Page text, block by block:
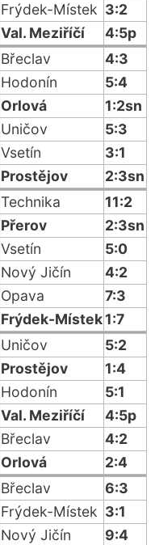
Frýdek-Místek 3:2
Val. Meziříčí
4:5p
Břeclav
4:3
Hodonín
5:4
Orlová
1:2sn
Uničov
5:3
Vsetín
3:1
Prostějov
2:3sn
Technika
11:2
Přerov
2:3sn
Vsetín
5:0
Nový Jičín
4:2
Opava
7:3
Frýdek-Místek1:7
Uničov
5:2
Prostějov
1:4
Hodonín
5:1
Val. Meziříčí
4:5p
Břeclav
4:2
Orlová
2:4
Břeclav
6:3
Frýdek-Místek 3:1
Nový Jičín 9:4